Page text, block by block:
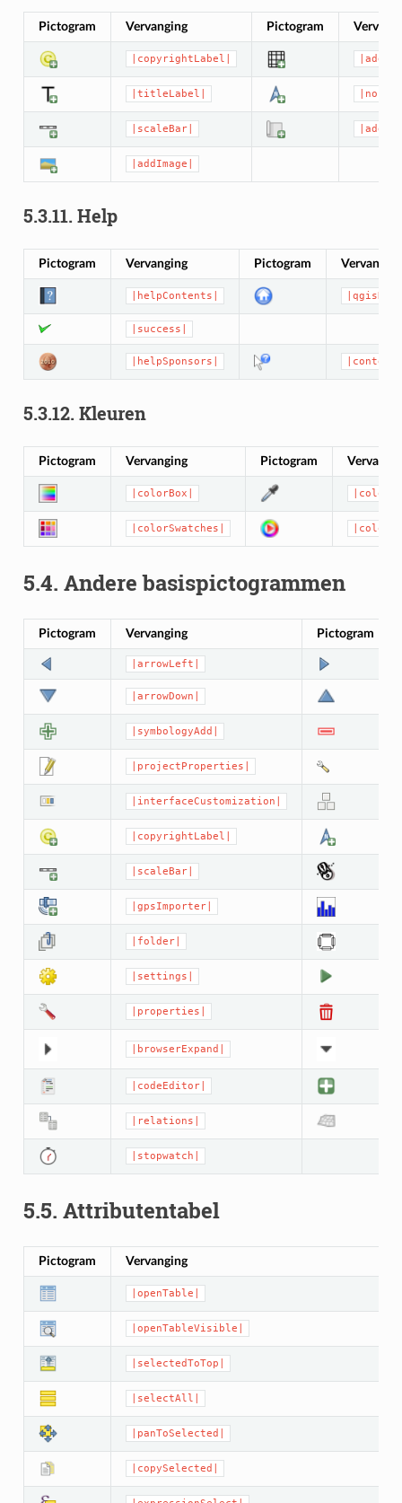
Pictogram Vervanging Pictogram
|copyrightLabel|
|titleLabel|
|scaleBar|
|addImage|
5.3.11. Help
Pictogram Vervanging Pictogram Vervanging
|helpContents|
|success|
|helpSponsors|
5.3.12. Kleuren
Pictogram Vervanging Pictogram
|colorBox|
|colorSwatches|
5.4. Andere basispictogrammen
Pictogram Vervanging Pictogram
|arrowLeft|
|arrowDown|
|symbologyAdd|
|projectProperties|
|interfaceCustomization|
|copyrightLabel|
|scaleBar|
|gpsImporter|
|folder|
|settings|
|properties|
|browserExpand|
|codeEditor|
|relations|
|stopwatch|
5.5. Attributentabel
Pictogram Vervanging
|openTable|
|openTableVisible|
|selectedToTop|
|selectAll|
|panToSelected|
|copySelected|